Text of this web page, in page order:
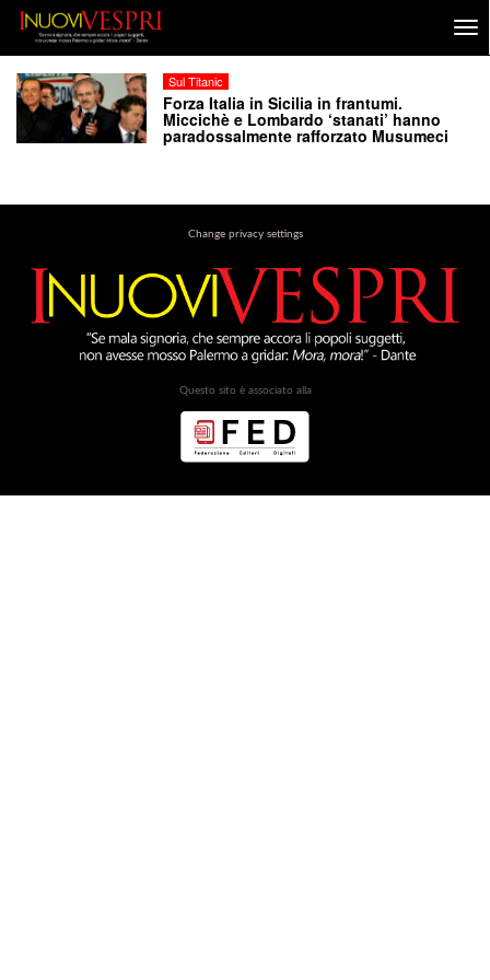
Sul Titanic
Forza Italia in Sicilia in frantumi.
Miccichè e Lombardo ‘stanati’ hanno
paradossalmente rafforzato Musumeci
Change privacy settings
Questo sito è associato alla